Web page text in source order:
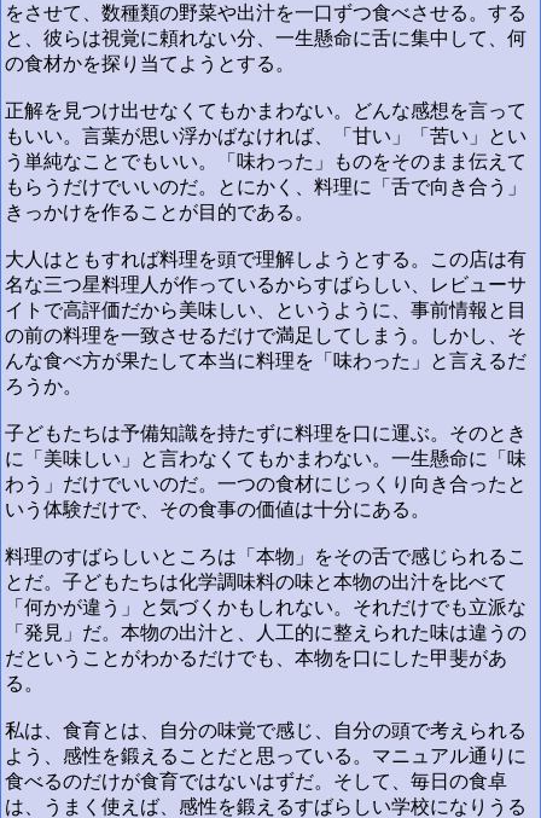
をさせて、数種類の野菜や出汁を一口ずつ食べさせる。する
と、彼らは視覚に頼れない分、一生懸命に舌に集中して、何
の食材かを探り当てようとする。
正解を見つけ出せなくてもかまわない。どんな感想を言って
もいい。言葉が思い浮かばなければ、「甘い」「苦い」とい
う単純なことでもいい。「味わった」ものをそのまま伝えて
もらうだけでいいのだ。とにかく、料理に「舌で向き合う」
きっかけを作ることが目的である。
大人はともすれば料理を頭で理解しようとする。この店は有
名な三つ星料理人が作っているからすばらしい、レビューサ
イトで高評価だから美味しい、というように、事前情報と目
の前の料理を一致させるだけで満足してしまう。しかし、そ
んな食べ方が果たして本当に料理を「味わった」と言えるだ
ろうか。
子どもたちは予備知識を持たずに料理を口に運ぶ。そのとき
に「美味しい」と言わなくてもかまわない。一生懸命に「味
わう」だけでいいのだ。一つの食材にじっくり向き合ったと
いう体験だけで、その食事の価値は十分にある。
料理のすばらしいところは「本物」をその舌で感じられるこ
とだ。子どもたちは化学調味料の味と本物の出汁を比べて
「何かが違う」と気づくかもしれない。それだけでも立派な
「発見」だ。本物の出汁と、人工的に整えられた味は違うの
だということがわかるだけでも、本物を口にした甲斐があ
る。
私は、食育とは、自分の味覚で感じ、自分の頭で考えられる
よう、感性を鍛えることだと思っている。マニュアル通りに
食べるのだけが食育ではないはずだ。そして、毎日の食卓
は、うまく使えば、感性を鍛えるすばらしい学校になりうる